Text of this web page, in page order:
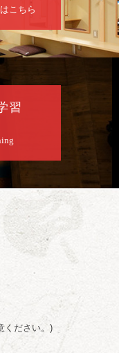
い枝※／けんたと
亭三喬／桂米二
松枝（※…配信は
～ホンモノ
桂米左～仲入～旭堂
場）全席指定
ライズ
0798-23-
り
こちら
習
注意ください。)